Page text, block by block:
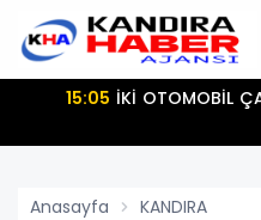
15:05 İKİ OTOMOBİL
Anasayfa KANDIRA